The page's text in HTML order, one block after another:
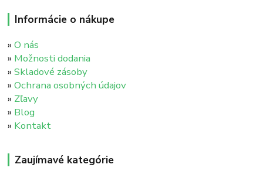
Informácie o nákupe
»O nás
» Možnosti dodania
»Skladové zásoby
»Ochrana osobných údajov
» Zľavy
» Blog
» Kontakt
Zaujímavé kategórie